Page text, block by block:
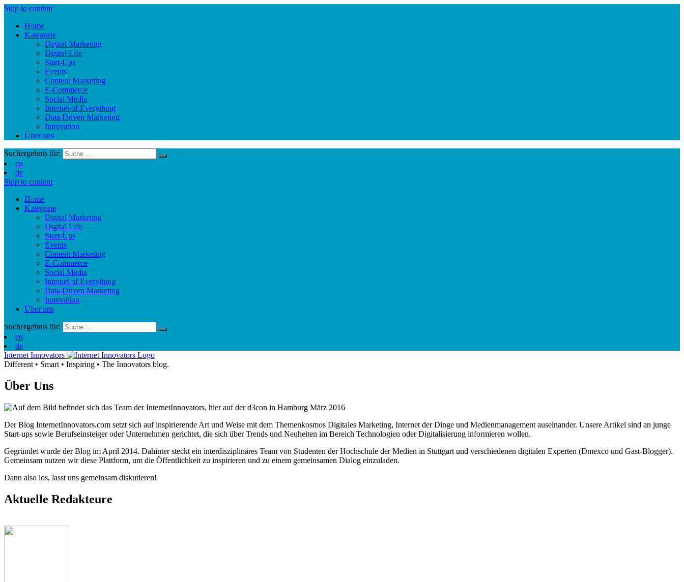
Skip to content
Home
Kategorie
Digital Marketing
Digital Life
Start-Ups
Events
Content Marketing
E-Commerce
Social Media
Internet of Everything
Data Driven Marketing
Innovation
Über uns
Suchergebnis für:
en
de
Skip to content
Home
Kategorie
Digital Marketing
Digital Life
Start-Ups
Events
Content Marketing
E-Commerce
Social Media
Internet of Everything
Data Driven Marketing
Innovation
Über uns
Suchergebnis für:
en
de
Internet Innovators
Different • Smart • Inspiring • The Innovators blog.
Über Uns
Der Blog InternetInnovators.com setzt sich auf inspirierende Art und Weise mit dem Themenkosmos Digitales Marketing, Internet der Dinge und Medienmanagement auseinander. Unsere Artikel sind an junge
Start-ups sowie Berufseinsteiger oder Unternehmen gerichtet, die sich über Trends und Neuheiten im Bereich Technologien oder Digitalisierung informieren wollen.
Gegründet wurde der Blog im April 2014. Dahinter steckt ein interdisziplinäres Team von Studenten der Hochschule der Medien in Stuttgart und verschiedenen digitalen Experten (Dmexco und Gast-Blogger).
Gemeinsam nutzen wir diese Plattform, um die Öffentlichkeit zu inspirieren und zu einem gemeinsamen Dialog einzuladen.
Dann also los, lasst uns gemeinsam diskutieren!
Aktuelle Redakteure